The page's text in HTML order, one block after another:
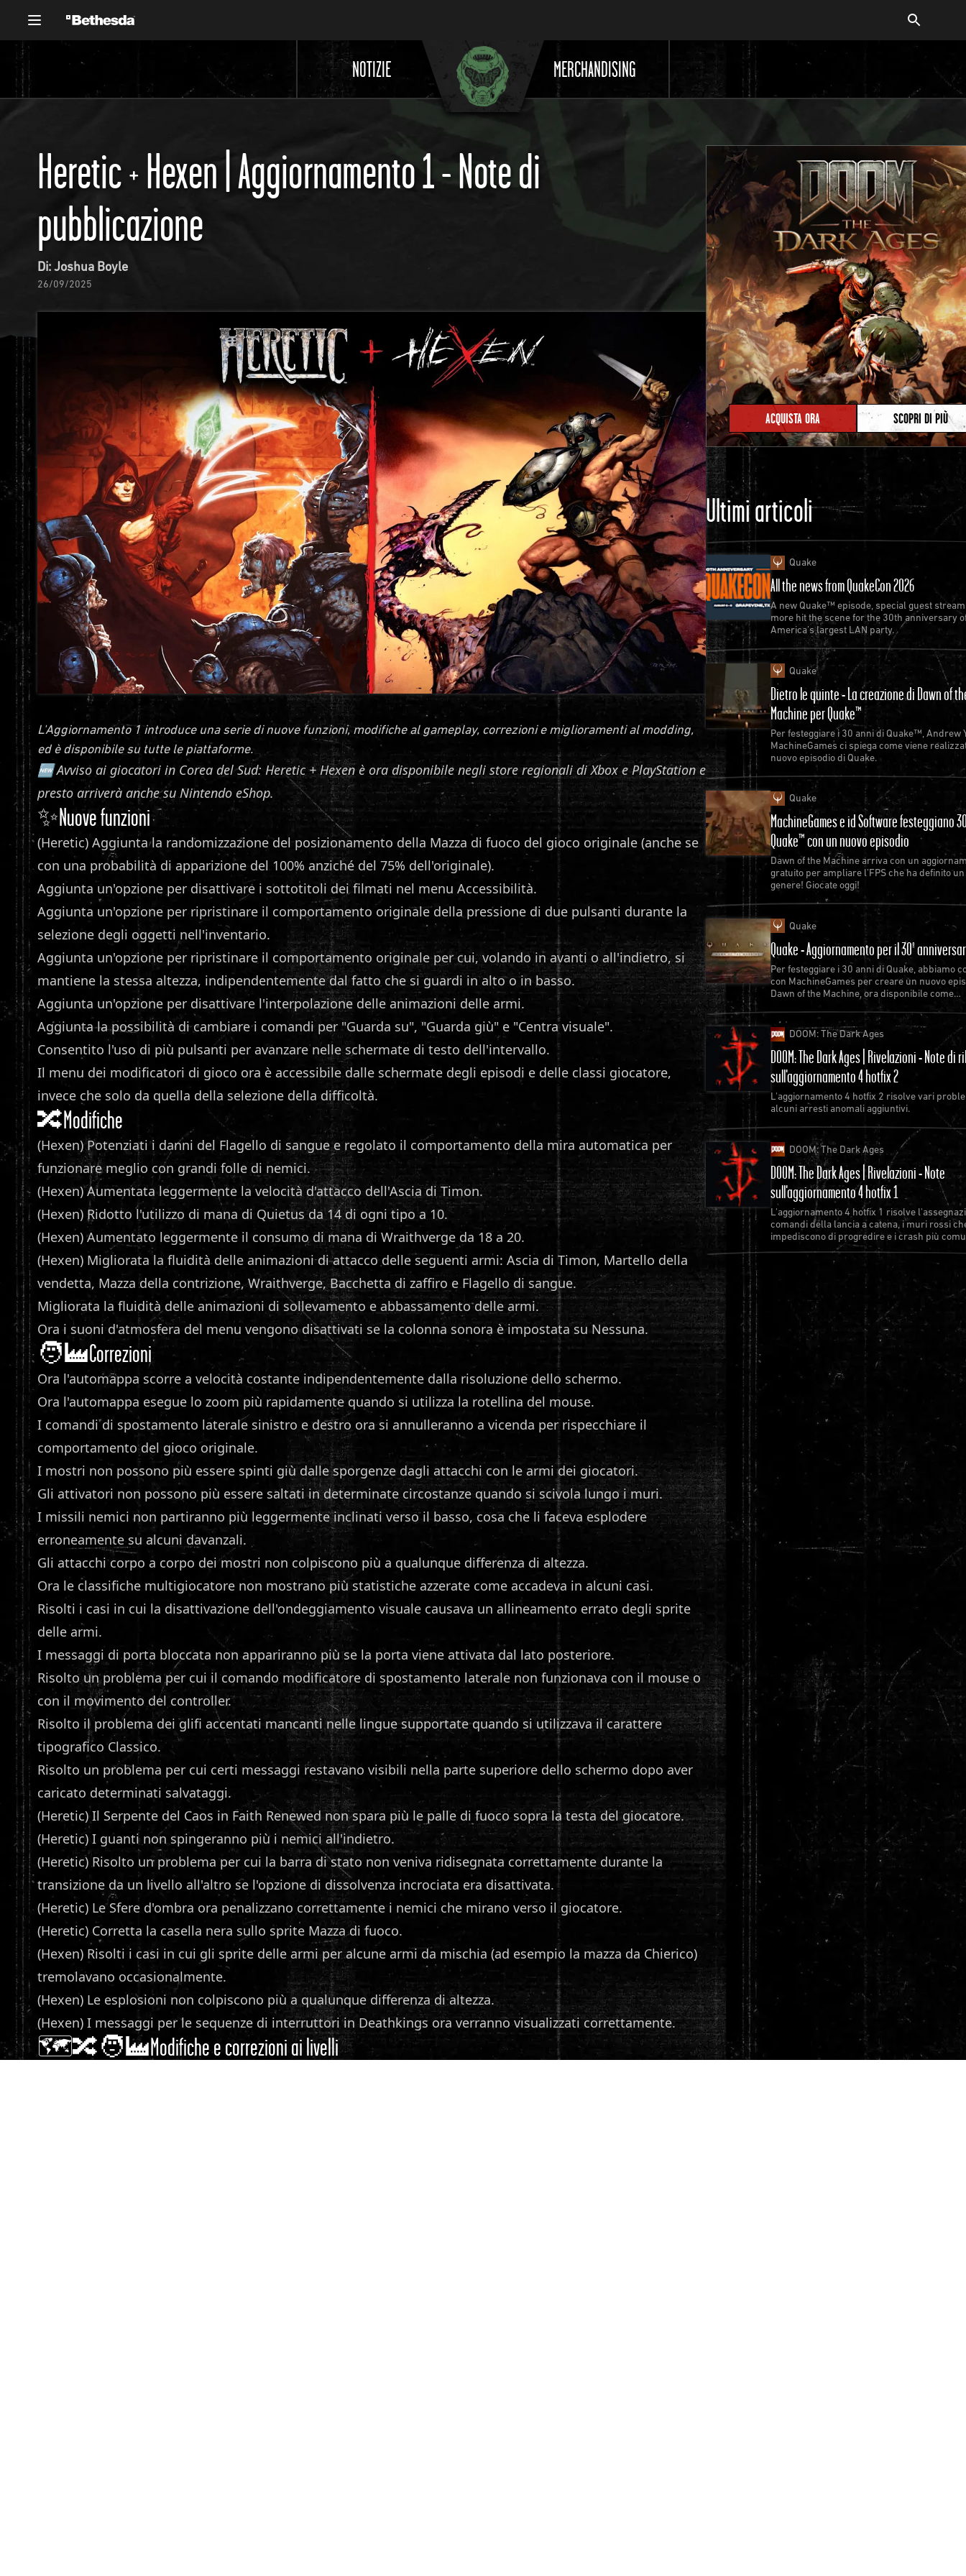
NOTIZIE MERCHANDISING
Heretic + Hexen | Aggiornamento 1 - Note di
pubblicazione
Di: Joshua Boyle
26/09/2025
L'Aggiornamento 1 introduce una serie di nuove funzioni, modifiche al gameplay, correzioni e miglioramenti al modding,
ed è disponibile su tutte le piattaforme.
🆕 Avviso ai giocatori in Corea del Sud: Heretic + Hexen è ora disponibile negli store regionali di Xbox e PlayStation e
presto arriverà anche su Nintendo eShop.
✨Nuove funzioni
(Heretic) Aggiunta la randomizzazione del posizionamento della Mazza di fuoco del gioco originale (anche se
con una probabilità di apparizione del 100% anziché del 75% dell'originale).
Aggiunta un'opzione per disattivare i sottotitoli dei filmati nel menu Accessibilità.
Aggiunta un'opzione per ripristinare il comportamento originale della pressione di due pulsanti durante la
selezione degli oggetti nell'inventario.
Aggiunta un'opzione per ripristinare il comportamento originale per cui, volando in avanti o all'indietro, si
mantiene la stessa altezza, indipendentemente dal fatto che si guardi in alto o in basso.
Aggiunta un'opzione per disattivare l'interpolazione delle animazioni delle armi.
Aggiunta la possibilità di cambiare i comandi per "Guarda su", "Guarda giù" e "Centra visuale".
Consentito l'uso di più pulsanti per avanzare nelle schermate di testo dell'intervallo.
Il menu dei modificatori di gioco ora è accessibile dalle schermate degli episodi e delle classi giocatore,
invece che solo da quella della selezione della difficoltà.
🔀Modifiche
(Hexen) Potenziati i danni del Flagello di sangue e regolato il comportamento della mira automatica per
funzionare meglio con grandi folle di nemici.
(Hexen) Aumentata leggermente la velocità d'attacco dell'Ascia di Timon.
(Hexen) Ridotto l'utilizzo di mana di Quietus da 14 di ogni tipo a 10.
(Hexen) Aumentato leggermente il consumo di mana di Wraithverge da 18 a 20.
(Hexen) Migliorata la fluidità delle animazioni di attacco delle seguenti armi: Ascia di Timon, Martello della
vendetta, Mazza della contrizione, Wraithverge, Bacchetta di zaffiro e Flagello di sangue.
Migliorata la fluidità delle animazioni di sollevamento e abbassamento delle armi.
Ora i suoni d'atmosfera del menu vengono disattivati se la colonna sonora è impostata su Nessuna.
🧑‍🏭Correzioni
Ora l'automappa scorre a velocità costante indipendentemente dalla risoluzione dello schermo.
Ora l'automappa esegue lo zoom più rapidamente quando si utilizza la rotellina del mouse.
I comandi di spostamento laterale sinistro e destro ora si annulleranno a vicenda per rispecchiare il
comportamento del gioco originale.
I mostri non possono più essere spinti giù dalle sporgenze dagli attacchi con le armi dei giocatori.
Gli attivatori non possono più essere saltati in determinate circostanze quando si scivola lungo i muri.
I missili nemici non partiranno più leggermente inclinati verso il basso, cosa che li faceva esplodere
erroneamente su alcuni davanzali.
Gli attacchi corpo a corpo dei mostri non colpiscono più a qualunque differenza di altezza.
Ora le classifiche multigiocatore non mostrano più statistiche azzerate come accadeva in alcuni casi.
Risolti i casi in cui la disattivazione dell'ondeggiamento visuale causava un allineamento errato degli sprite
delle armi.
I messaggi di porta bloccata non appariranno più se la porta viene attivata dal lato posteriore.
Risolto un problema per cui il comando modificatore di spostamento laterale non funzionava con il mouse o
con il movimento del controller.
Risolto il problema dei glifi accentati mancanti nelle lingue supportate quando si utilizzava il carattere
tipografico Classico.
Risolto un problema per cui certi messaggi restavano visibili nella parte superiore dello schermo dopo aver
caricato determinati salvataggi.
(Heretic) Il Serpente del Caos in Faith Renewed non spara più le palle di fuoco sopra la testa del giocatore.
(Heretic) I guanti non spingeranno più i nemici all'indietro.
(Heretic) Risolto un problema per cui la barra di stato non veniva ridisegnata correttamente durante la
transizione da un livello all'altro se l'opzione di dissolvenza incrociata era disattivata.
(Heretic) Le Sfere d'ombra ora penalizzano correttamente i nemici che mirano verso il giocatore.
(Heretic) Corretta la casella nera sullo sprite Mazza di fuoco.
(Hexen) Risolti i casi in cui gli sprite delle armi per alcune armi da mischia (ad esempio la mazza da Chierico)
tremolavano occasionalmente.
(Hexen) Le esplosioni non colpiscono più a qualunque differenza di altezza.
(Hexen) I messaggi per le sequenze di interruttori in Deathkings ora verranno visualizzati correttamente.
🗺️🔀🧑‍🏭Modifiche e correzioni ai livelli
ACQUISTA ORA SCOPRI DI PIÙ
Ultimi articoli
Quake
All the news from QuakeCon 2026
A new Quake™ episode, special guest
more hit the scene for the 30th anniversary
America’s largest LAN party.
Quake
Dietro le quinte - La creazione di Dawn of
Machine per Quake™
Per festeggiare i 30 anni di Quake™, Andrew
MachineGames ci spiega come viene
nuovo episodio di Quake.
Quake
MachineGames e id Software festeggiano
Quake™ con un nuovo episodio
Dawn of the Machine arriva con un
gratuito per ampliare l’FPS che ha definito
genere! Giocate oggi!
Quake
Quake - Aggiornamento per il 30º
Per festeggiare i 30 anni di Quake, abbiamo
con MachineGames per creare un nuovo
Dawn of the Machine, ora disponibile come
aggiornamento gratuito per Quake.
DOOM: The Dark Ages
DOOM: The Dark Ages | Rivelazioni - Note di
sull'aggiornamento 4 hotfix 2
L'aggiornamento 4 hotfix 2 risolve vari
alcuni arresti anomali aggiuntivi.
DOOM: The Dark Ages
DOOM: The Dark Ages | Rivelazioni - Note
sull'aggiornamento 4 hotfix 1
L'aggiornamento 4 hotfix 1 risolve
comandi della lancia a catena, i muri rossi
impediscono di progredire e i crash più